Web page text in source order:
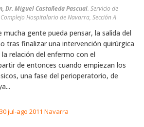
Dr. Miguel Castañeda Pascual. Servicio de
Hospitalario de Navarra, Sección A
gente pueda pensar, la salida del
tras finalizar una intervención quirúrgica
relación del enfermo con el
de entonces cuando empiezan los
una fase del perioperatorio, de
jul-ago 2011 Navarra